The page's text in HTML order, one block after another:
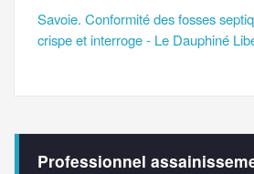
Savoie. Conformité des fosses
crispe et interroge - Le Dauphiné
Professionnel